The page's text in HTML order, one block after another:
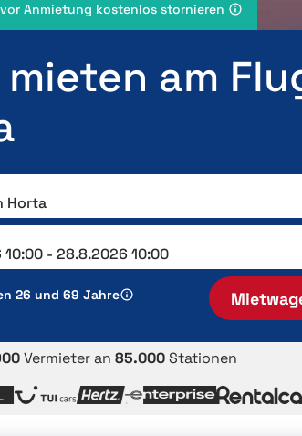
vor Anmietung kostenlos stornieren
am
26 und 69 Jahre
Vermieter an 85.000Stationen